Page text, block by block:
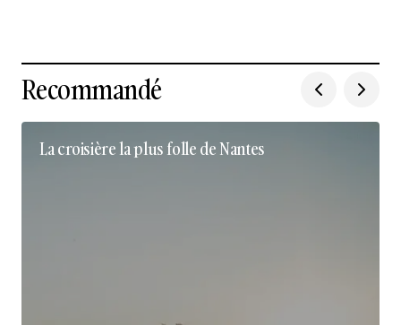
Recommandé
La croisière la plus folle de Nantes